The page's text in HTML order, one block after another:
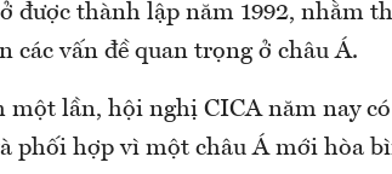
được thành lập năm 1992, nhằm
các vấn đề quan trọng ở châu Á.
lần, hội nghị CICA năm nay có
phối hợp vì một châu Á mới hòa